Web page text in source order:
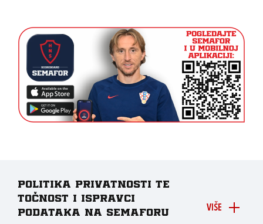
VIŠE
Politika privatnosti te
točnost i ispravci
podataka na Semaforu